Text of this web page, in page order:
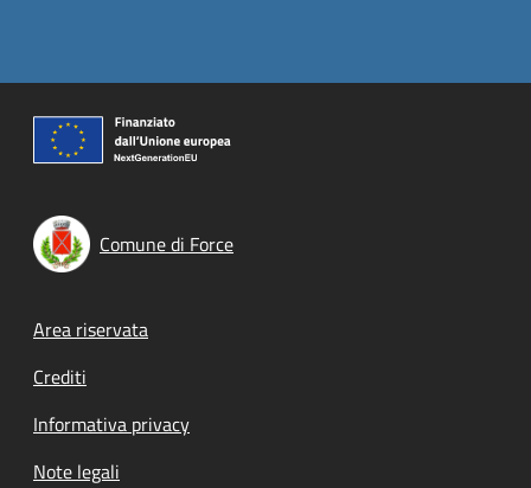
Comune di Force
Footer menu
Area riservata
Crediti
Informativa privacy
Note legali